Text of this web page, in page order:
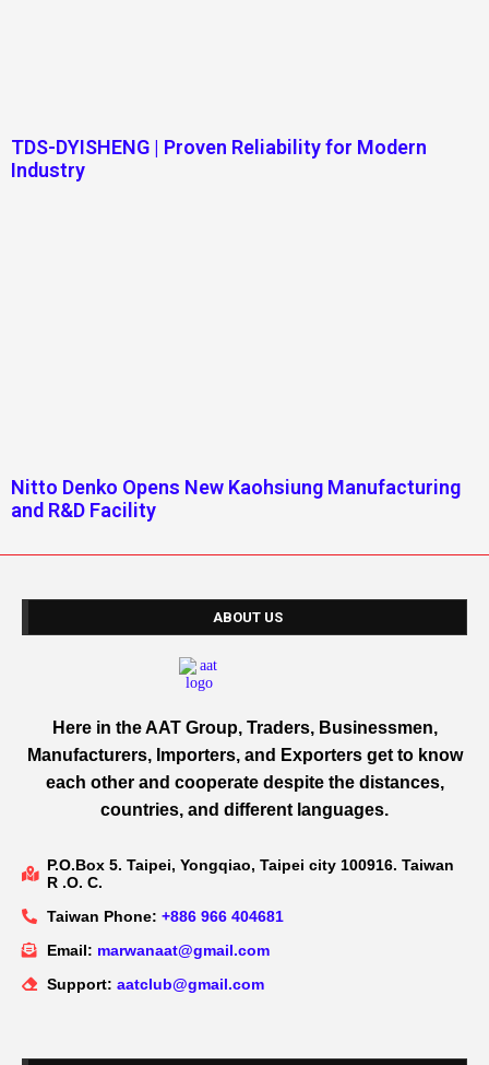
TDS-DYISHENG | Proven Reliability for Modern
Industry
Nitto Denko Opens New Kaohsiung Manufacturing
and R&D Facility
ABOUT US
Here in the AAT Group, Traders, Businessmen,
Manufacturers, Importers, and Exporters get to know
each other and cooperate despite the distances,
countries, and different languages.
P.O.Box 5. Taipei, Yongqiao, Taipei city 100916. Taiwan
R .O. C.
Taiwan Phone: +886 966 404681
Email: marwanaat@gmail.com
Support: aatclub@gmail.com